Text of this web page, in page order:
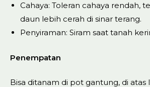
Cahaya: Toleran cahaya rendah,
daun lebih cerah di sinar terang.
Penyiraman: Siram saat tanah
Penempatan
Bisa ditanam di pot gantung, di atas